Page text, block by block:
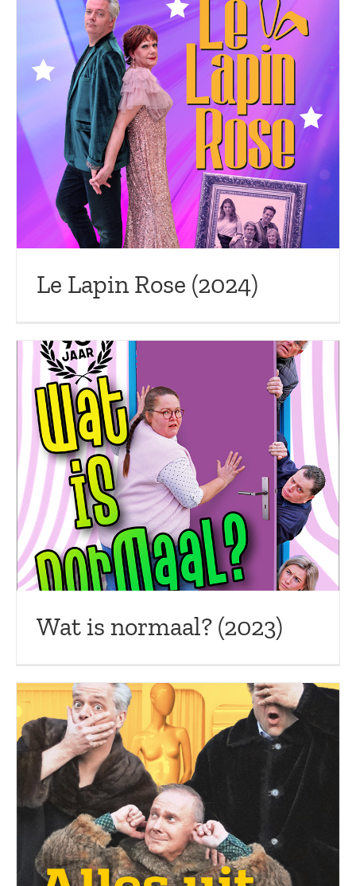
Le Lapin Rose (2024)
Wat is normaal? (2023)